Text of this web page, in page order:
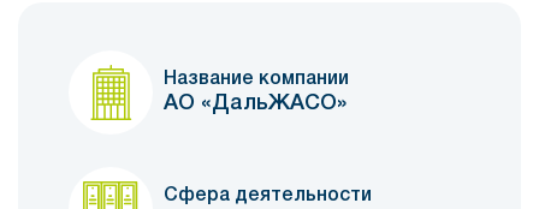
Название компании
АО «ДальЖАСО»
Сфера деятельности